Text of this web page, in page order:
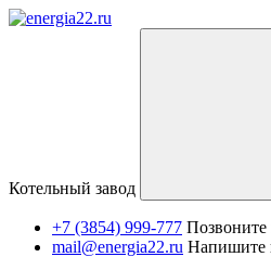
Котельный завод
+7 (3854) 999-777
mail@energia22.ru Напишите